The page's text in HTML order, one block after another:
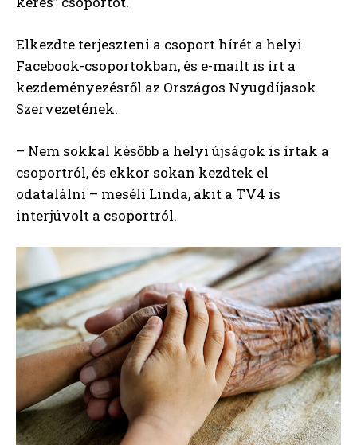
Elkezdte terjeszteni a csoport hírét a helyi
Facebook-csoportokban, és e-mailt is írt a
kezdeményezésről az Országos Nyugdíjasok
Szervezetének.
– Nem sokkal később a helyi újságok is írtak a
csoportról, és ekkor sokan kezdtek el
odatalálni – meséli Linda, akit a TV4 is
interjúvolt a csoportról.